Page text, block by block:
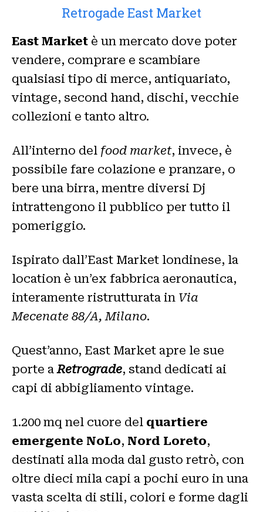
Retrogade East Market
East Market è un mercato dove poter
vendere, comprare e scambiare
qualsiasi tipo di merce, antiquariato,
vintage, second hand, dischi, vecchie
collezioni e tanto altro.
All’interno del food market, invece, è
possibile fare colazione e pranzare, o
bere una birra, mentre diversi Dj
intrattengono il pubblico per tutto il
pomeriggio.
Ispirato dall’East Market londinese, la
location è un’ex fabbrica aeronautica,
interamente ristrutturata in Via
Mecenate 88/A, Milano.
Quest’anno, East Market apre le sue
porte aRetrograde, stand dedicati ai
capi di abbigliamento vintage.
1.200 mq nel cuore del quartiere
emergente NoLo, Nord Loreto,
destinati alla moda dal gusto retrò, con
oltre dieci mila capi a pochi euro in una
vasta scelta di stili, colori e forme dagli